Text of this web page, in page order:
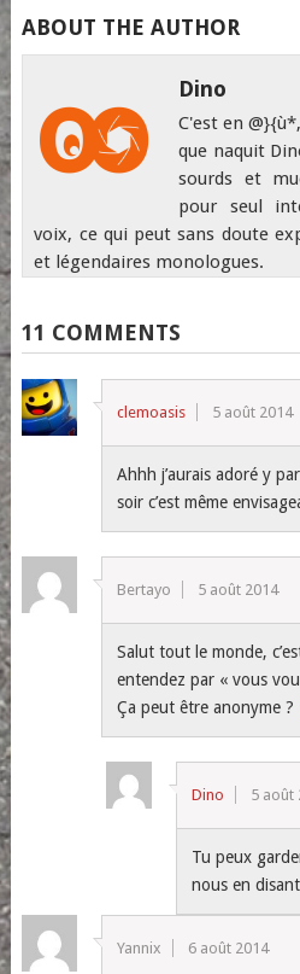
ABOUT THE AUTHOR
Dino
C'est en
que naquit
sourds et
pour seul
voix, ce qui peut sans doute
et légendaires monologues.
11 COMMENTS
clemoasis 5 août 2014
Ahhh j’aurais adoré y
soir c’est même
Bertayo 5 août 2014
Salut tout le monde,
entendez par « vous
Ça peut être anonyme ?
Dino 5 août
Tu peux
nous en
Yannix 6 août 2014